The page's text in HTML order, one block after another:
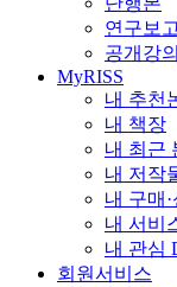
연구보
공개강의
MyRISS
내 추천
내 책장
내 최근
내 저작
내 구매
내 서비
내 관심
회원서비스